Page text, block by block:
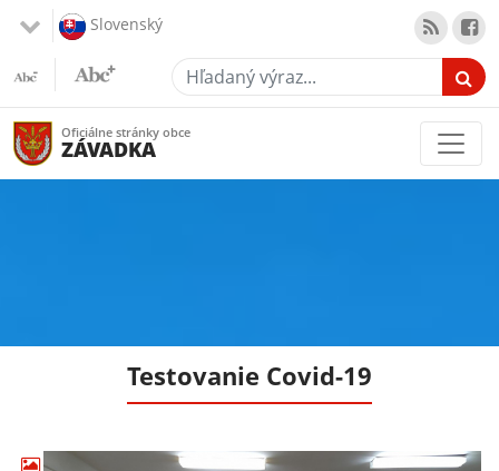
Slovenský
Hľadaný výraz...
Oficiálne stránky obce
ZÁVADKA
Testovanie Covid-19